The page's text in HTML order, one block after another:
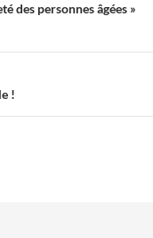
des personnes âgées »
!